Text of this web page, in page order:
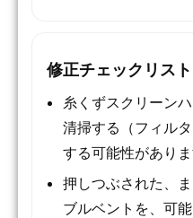
修正チェックリスト
糸くずスクリーン
清掃する（フィル
する可能性があり
押しつぶされた、
ブルベントを、可